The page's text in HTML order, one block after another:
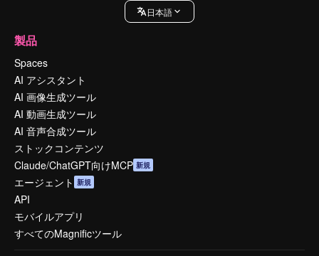
日本語
製品
Spaces
AI アシスタント
AI 画像生成ツール
AI 動画生成ツール
AI 音声合成ツール
ストックコンテンツ
Claude/ChatGPT向けMCP 新規
エージェント 新規
API
モバイルアプリ
すべてのMagnificツール